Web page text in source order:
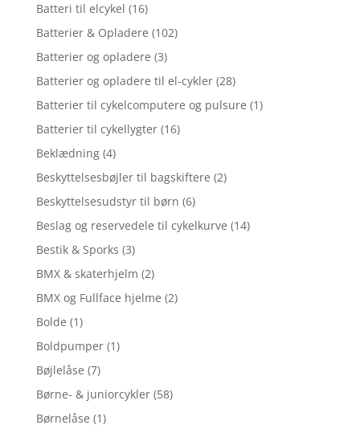
Batteri til elcykel (16)
Batterier & Opladere (102)
Batterier og opladere (3)
Batterier og opladere til el-cykler (28)
Batterier til cykelcomputere og pulsure (1)
Batterier til cykellygter (16)
Beklædning (4)
Beskyttelsesbøjler til bagskiftere (2)
Beskyttelsesudstyr til børn (6)
Beslag og reservedele til cykelkurve (14)
Bestik & Sporks (3)
BMX & skaterhjelm (2)
BMX og Fullface hjelme (2)
Bolde (1)
Boldpumper (1)
Bøjlelåse (7)
Børne- & juniorcykler (58)
Børnelåse (1)